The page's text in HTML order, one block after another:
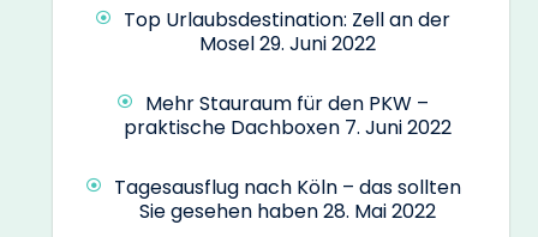
Top Urlaubsdestination: Zell an der
Mosel29. Juni 2022
Mehr Stauraum für den PKW –
praktische Dachboxen 7. Juni 2022
Tagesausflug nach Köln – das sollten
Sie gesehen haben28. Mai 2022